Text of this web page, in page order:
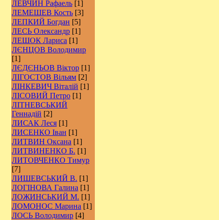
ЛЕВЧИН Рафаель [1]
ЛЕМЕШЕВ Кость [3]
ЛЕПКИЙ Богдан [5]
ЛЕСЬ Олександр [1]
ЛЕШОК Лариса [1]
ЛЄНЦОВ Володимир
[1]
ЛЄДЄНЬОВ Віктор [1]
ЛІГОСТОВ Вільям [2]
ЛІНКЕВИЧ Віталій [1]
ЛІСОВИЙ Петро [1]
ЛІТНЕВСЬКИЙ
Геннадій [2]
ЛИСАК Леся [1]
ЛИСЕНКО Іван [1]
ЛИТВИН Оксана [1]
ЛИТВИНЕНКО Б. [1]
ЛИТОВЧЕНКО Тимур
[7]
ЛИШЕВСЬКИЙ В. [1]
ЛОГІНОВА Галина [1]
ЛОЖИНСЬКИЙ М. [1]
ЛОМОНОС Марина [1]
ЛОСЬ Володимир [4]